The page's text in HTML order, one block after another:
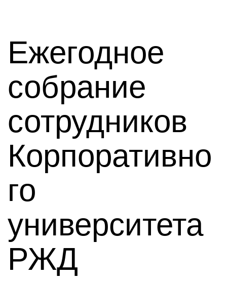
Ежегодное
собрание
сотрудников
Корпоративно
го
университета
РЖД